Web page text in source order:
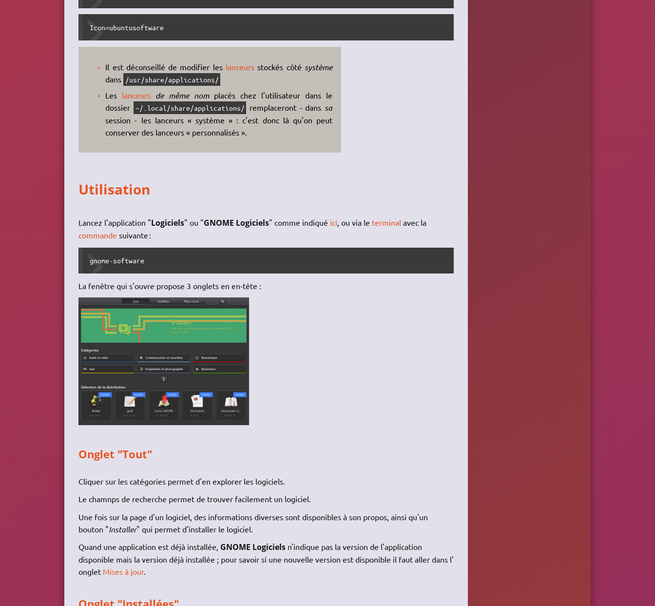
Icon=ubuntusoftware
Il est déconseillé de modifier les lanceurs stockés côté système
dans /usr/share/applications/
Les lanceurs de même nomplacés chez l'utilisateur dans le
dossier
~/.local/share/applications/ remplaceront - dans sa
session - les lanceurs « système » : c'est donc là qu'on peut
conserver des lanceurs « personnalisés ».
Utilisation
Lancez l'application "Logiciels" ou "GNOME Logiciels" comme indiqué ici, ou via le terminalavec la
commande suivante :
gnome-software
La fenêtre qui s'ouvre propose 3 onglets en en-tête :
Onglet "Tout"
Cliquer sur les catégories permet d'en explorer les logiciels.
Le chamnps de recherche permet de trouver facilement un logiciel.
Une fois sur la page d'un logiciel, des informations diverses sont disponibles à son propos, ainsi qu'un
bouton "Installer" qui permet d'installer le logiciel.
Quand une application est déjà installée, GNOME Logicielsn'​indique pas la version de l'application
disponible mais la version déjà installée ; pour savoir si une nouvelle version est disponible il faut aller dans l'​
onglet Mises à jour.